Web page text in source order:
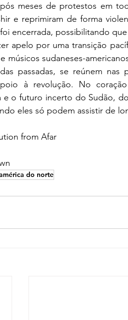
meses de protestos em
e reprimiram de forma
encerrada, possibilitando
apelo por uma transição
músicos sudaneses-
passadas, se reúnem nas
à revolução. No
o futuro incerto do Sudão,
eles só podem assistir de
from Afar
do norte